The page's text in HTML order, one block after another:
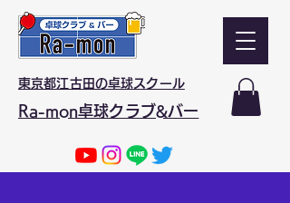
東京都江古田の卓球スクール
Ra-mon卓球クラブ&バー